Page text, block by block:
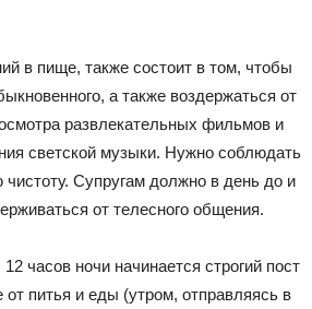
в пище, также состоит в том, чтобы
а также воздержаться от
развлекательных фильмов и
светской музыки. Нужно соблюдать
Супругам должно в день до и
от телесного общения.
часов ночи начинается строгий пост
питья и еды (утром, отправляясь в